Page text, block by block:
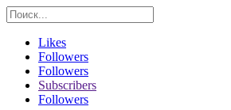
Likes
Followers
Followers
Subscribers
Followers